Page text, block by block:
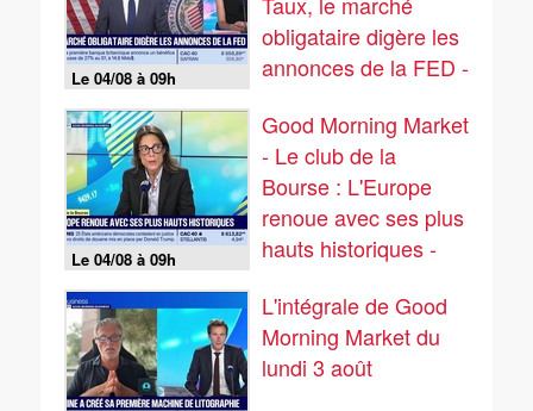
Le 04/08 à 09h
obligataire digère les
annonces de la FED -
Le 04/08 à 09h
Good Morning Market
- Le club de la
Bourse : L'Europe
renoue avec ses plus
hauts historiques -
L'intégrale de Good
Morning Market du
lundi 3 août